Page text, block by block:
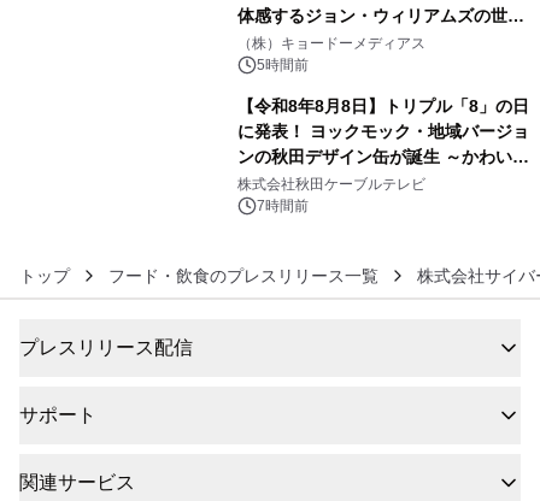
体感するジョン・ウィリアムズの世
界。ジョン・ウィリアムズ：シネマ・
スペクタキュラー・コンサート 開催決
（株）キョードーメディアス
5時間前
【令和8年8月8日】トリプル「8」の日
に発表！ ヨックモック・地域バージョ
ンの秋田デザイン缶が誕生 ～かわいい
秋田犬の子犬と秋田の四季と名所を巡
るパッケージ～ 9月1日(火)秋田県内で
株式会社秋田ケーブルテレビ
7時間前
トップ フード・飲食のプレスリリース一覧 株式会社サイバ
プレスリリース配信
サポート
関連サービス